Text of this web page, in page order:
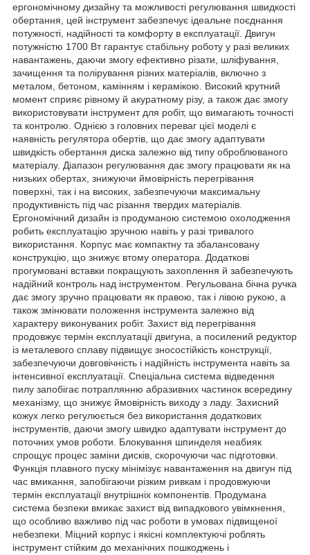
ергономічному дизайну та можливості регулювання швидкості
обертання, цей інструмент забезпечує ідеальне поєднання
потужності, надійності та комфорту в експлуатації. Двигун
потужністю 1700 Вт гарантує стабільну роботу у разі великих
навантажень, даючи змогу ефективно різати, шліфування,
зачищення та полірування різних матеріалів, включно з
металом, бетоном, камінням і керамікою. Високий крутний
момент сприяє рівному й акуратному різу, а також дає змогу
використовувати інструмент для робіт, що вимагають точності
та контролю. Однією з головних переваг цієї моделі є
наявність регулятора обертів, що дає змогу адаптувати
швидкість обертання диска залежно від типу оброблюваного
матеріалу. Діапазон регулювання дає змогу працювати як на
низьких обертах, знижуючи ймовірність перегрівання
поверхні, так і на високих, забезпечуючи максимальну
продуктивність під час різання твердих матеріалів.
Ергономічний дизайн із продуманою системою охолодження
робить експлуатацію зручною навіть у разі тривалого
використання. Корпус має компактну та збалансовану
конструкцію, що знижує втому оператора. Додаткові
прогумовані вставки покращують захоплення й забезпечують
надійний контроль над інструментом. Регульована бічна ручка
дає змогу зручно працювати як правою, так і лівою рукою, а
також змінювати положення інструмента залежно від
характеру виконуваних робіт. Захист від перегрівання
продовжує термін експлуатації двигуна, а посилений редуктор
із металевого сплаву підвищує зносостійкість конструкції,
забезпечуючи довговічність і надійність інструмента навіть за
інтенсивної експлуатації. Спеціальна система відведення
пилу запобігає потраплянню абразивних частинок всередину
механізму, що знижує ймовірність виходу з ладу. Захисний
кожух легко регулюється без використання додаткових
інструментів, даючи змогу швидко адаптувати інструмент до
поточних умов роботи. Блокування шпинделя неабияк
спрощує процес заміни дисків, скорочуючи час підготовки.
Функція плавного пуску мінімізує навантаження на двигун під
час вмикання, запобігаючи різким ривкам і продовжуючи
термін експлуатації внутрішніх компонентів. Продумана
система безпеки вмикає захист від випадкового увімкнення,
що особливо важливо під час роботи в умовах підвищеної
небезпеки. Міцний корпус і якісні комплектуючі роблять
інструмент стійким до механічних пошкоджень і